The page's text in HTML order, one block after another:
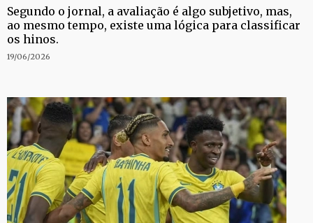
Segundo o jornal, a avaliação é algo subjetivo, mas,
ao mesmo tempo, existe uma lógica para classificar
os hinos.
19/06/2026